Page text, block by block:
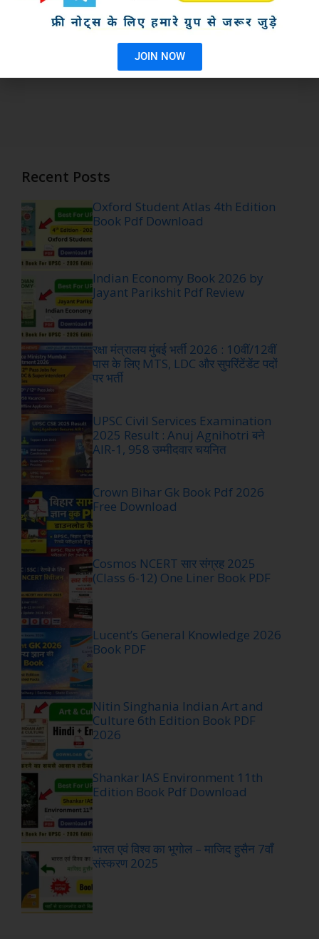
Recent Posts
Oxford Student Atlas 4th Edition
Book Pdf Download
Indian Economy Book 2026 by
Jayant Parikshit Pdf Review
रक्षा मंत्रालय मुंबई भर्ती 2026 : 10वीं/12वीं
पास के लिए MTS, LDC और सुपरिंटेंडेंट पदों
पर भर्ती
UPSC Civil Services Examination
2025 Result : Anuj Agnihotri बने
AIR-1, 958 उम्मीदवार चयनित
Crown Bihar Gk Book Pdf 2026
Free Download
Cosmos NCERT सार संग्रह 2025
(Class 6-12) One Liner Book PDF
Lucent’s General Knowledge 2026
Book PDF
Nitin Singhania Indian Art and
Culture 6th Edition Book PDF
2026
Shankar IAS Environment 11th
Edition Book Pdf Download
भारत एवं विश्व का भूगोल – माजिद हुसैन 7वाँ
संस्करण 2025
JOIN NOW